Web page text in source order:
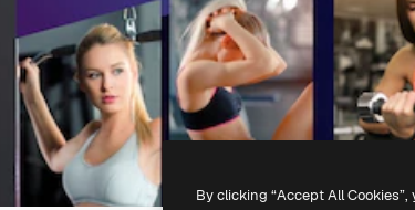
By clicking “Accept All